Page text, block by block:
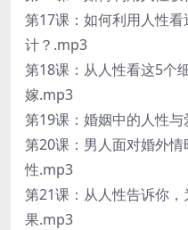
第17课：如何利用人性
计？.mp3
第18课：从人性看这5个
嫁.mp3
第19课：婚姻中的人性
第20课：男人面对婚外
性.mp3
第21课：从人性告诉你
果.mp3